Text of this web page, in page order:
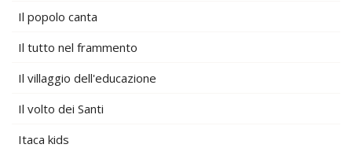
Il popolo canta
Il tutto nel frammento
Il villaggio dell'educazione
Il volto dei Santi
Itaca kids